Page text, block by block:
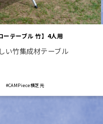
テーブル 竹】4人用
い竹集成材テーブル
#CAMPiece横芝光